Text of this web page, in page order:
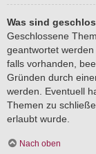
Was sind
Geschlossene
geantwortet
falls vorhanden,
Gründen durch
werden. Eventuell
Themen zu
erlaubt wurde.
Nach oben